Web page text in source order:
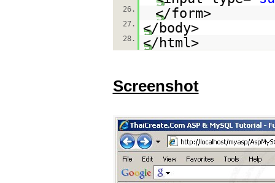
26. </form>
27. </body>
28. </html>
Screenshot